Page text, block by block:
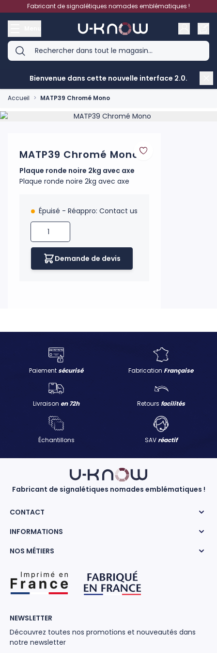
Aller au contenuFabricant de signalétiques nomades emblématiques !
Bienvenue dans cette nouvelle interface 2.0.
Accueil > MATP39 Chromé Mono
Product image gallery - scroll to see more images
MATP39 Chromé Mono
Plaque ronde noire 2kg avec axe
Plaque ronde noire 2kg avec axe
Épuisé - Réappro: Contact us
Quantité
Demande de devis
Paiement sécurisé Fabrication Française
Livraison en 72h Retours facilités
Échantillons SAVréactif
Fabricant de signalétiques nomades emblématiques !
CONTACT
INFORMATIONS
NOS MÉTIERS
NEWSLETTER
Découvrez toutes nos promotions et nouveautés dans
notre newsletter